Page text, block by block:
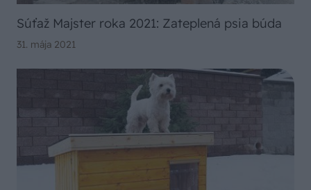
Súťaž Majster roka 2021: Zateplená psia búda
31. mája 2021